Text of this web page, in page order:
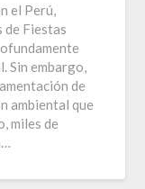
el Perú,
de Fiestas
Sin embargo,
de
ambiental que
miles de